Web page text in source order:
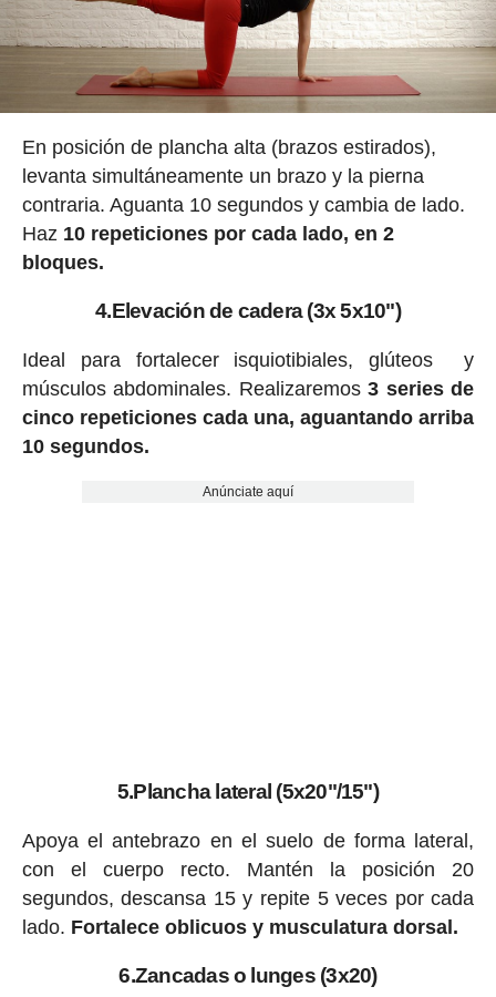
En posición de plancha alta (brazos estirados),
levanta simultáneamente un brazo y la pierna
contraria. Aguanta 10 segundos y cambia de lado.
Haz 10 repeticiones por cada lado, en 2
bloques.
4.Elevación de cadera (3x 5x10")
Ideal para fortalecer isquiotibiales, glúteos y
músculos abdominales. Realizaremos3 series de
cinco repeticiones cada una, aguantando arriba
10 segundos.
Anúnciate aquí
5.Plancha lateral (5x20"/15")
Apoya el antebrazo en el suelo de forma lateral,
con el cuerpo recto. Mantén la posición 20
segundos, descansa 15 y repite 5 veces por cada
lado. Fortalece oblicuos y musculatura dorsal.
6.Zancadas o lunges (3x20)